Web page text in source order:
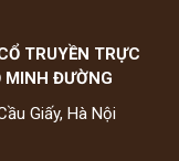
TRUYỀN TRỰC
MINH ĐƯỜNG
Giấy, Hà Nội